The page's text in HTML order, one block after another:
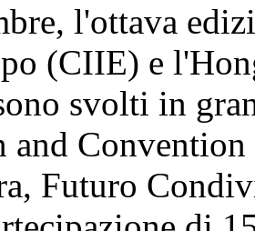
l'ottava
(CIIE) e
svolti in
Convention
Futuro